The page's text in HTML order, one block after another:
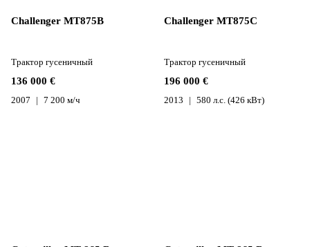
Challenger MT875B
136 000 €
Трактор гусеничный
2007 7 200 м/ч
Challenger MT875C
196 000 €
Трактор гусеничный
2013 580 л.с. (426 кВт)